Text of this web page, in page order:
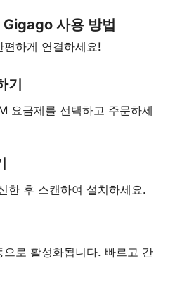
사용 방법
하게 연결하세요!
기
요금제를 선택하고 주문하세
한 후 스캔하여 설치하세요.
로 활성화됩니다. 빠르고 간